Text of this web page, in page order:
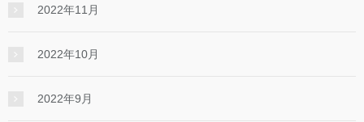
2022年11月
2022年10月
2022年9月